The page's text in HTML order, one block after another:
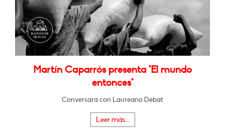
Martín Caparrós presenta "El mundo
entonces"
Conversará con Laureano Debat
Leer más...